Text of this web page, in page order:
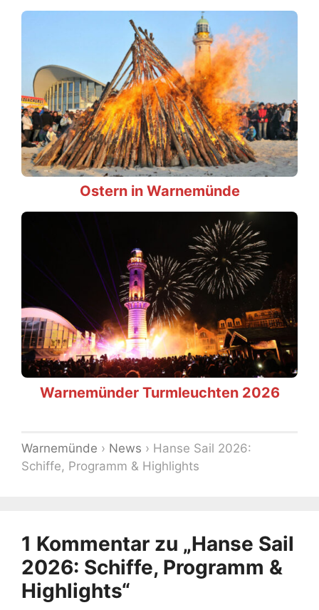
Ostern in Warnemünde
Warnemünder Turmleuchten 2026
Warnemünde › News › Hanse Sail 2026:
Schiffe, Programm & Highlights
1 Kommentar zu „Hanse Sail
2026: Schiffe, Programm &
Highlights“